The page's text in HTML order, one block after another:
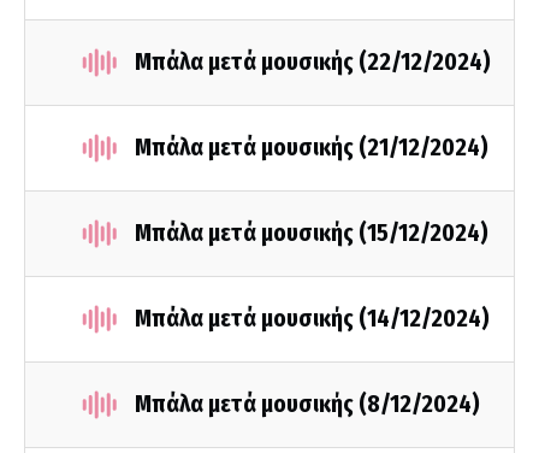
Μπάλα μετά μουσικής (22/12/2024)
Μπάλα μετά μουσικής (21/12/2024)
Μπάλα μετά μουσικής (15/12/2024)
Μπάλα μετά μουσικής (14/12/2024)
Μπάλα μετά μουσικής (8/12/2024)